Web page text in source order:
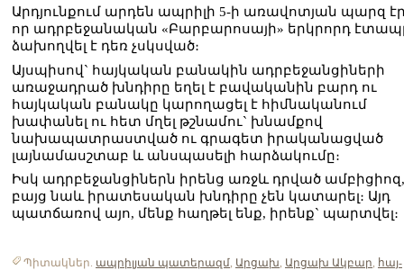
Արդյունքում արդեն ապրիլի 5-ի առավոտյան պարզ
որ ադրբեջանական «Բարբարոսայի» երկրորդ
ձախողվել է դեռ չսկսված։
Այսպիսով` հայկական բանակին ադրբեջանցիների
առաջադրած խնդիրը եղել է բավականին բարդ ու
հայկական բանակը կարողացել է հիմնականում
խափանել ու հետ մղել թշնամու` խնամքով
նախապատրաստված ու գրագետ իրականացված
լայնամասշտաբ և անսպասելի հարձակումը։
Իսկ ադրբեջանցիներն իրենց առջև դրված ամբիցիոզ,
բայց նաև իրատեսական խնդիրը չեն կատարել։ Այդ
պատճառով այո, մենք հաղթել ենք, իրենք` պարտվել։
Պիտակներ. ապրիլյան պատերազմ Արցախ Արցախ Ակբար
հայ-